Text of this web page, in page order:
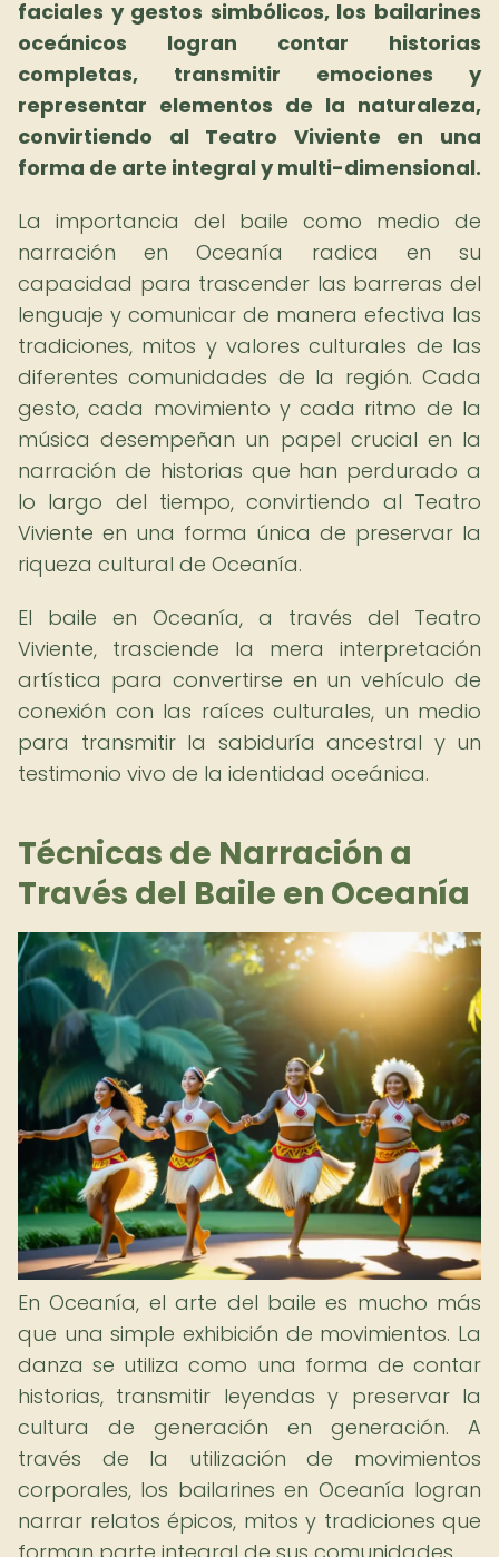
faciales y gestos simbólicos, los bailarines
oceánicos logran contar historias
completas, transmitir emociones y
representar elementos de la naturaleza,
convirtiendo al Teatro Viviente en una
forma de arte integral y multi-dimensional.
La importancia del baile como medio de
narración en Oceanía radica en su
capacidad para trascender las barreras del
lenguaje y comunicar de manera efectiva las
tradiciones, mitos y valores culturales de las
diferentes comunidades de la región. Cada
gesto, cada movimiento y cada ritmo de la
música desempeñan un papel crucial en la
narración de historias que han perdurado a
lo largo del tiempo, convirtiendo al Teatro
Viviente en una forma única de preservar la
riqueza cultural de Oceanía.
El baile en Oceanía, a través del Teatro
Viviente, trasciende la mera interpretación
artística para convertirse en un vehículo de
conexión con las raíces culturales, un medio
para transmitir la sabiduría ancestral y un
testimonio vivo de la identidad oceánica.
Técnicas de Narración a
Través del Baile en Oceanía
En Oceanía, el arte del baile es mucho más
que una simple exhibición de movimientos. La
danza se utiliza como una forma de contar
historias, transmitir leyendas y preservar la
cultura de generación en generación. A
través de la utilización de movimientos
corporales, los bailarines en Oceanía logran
narrar relatos épicos, mitos y tradiciones que